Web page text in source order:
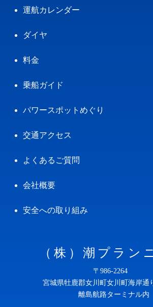
運航カレンダー
ダイヤ
料金
乗船ガイド
パワースポットめぐり
交通アクセス
よくあるご質問
会社概要
安全への取り組み
（株）潮プラン
〒986-2264
宮城県牡鹿郡女川町女川町海岸
離島航路ターミナル内